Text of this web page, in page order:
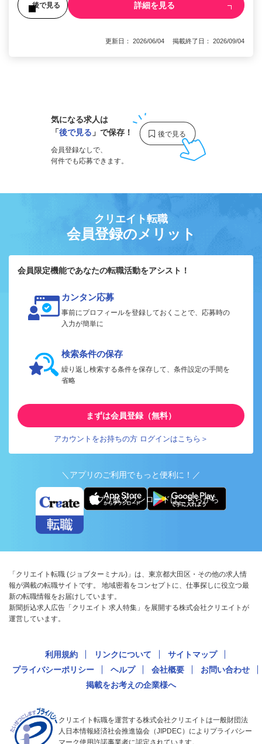
後で見る 詳細を見る
更新日： 2026/06/04 掲載終了日： 2026/09/04
気になる求人は
「後で見る 」で保存！
会員登録なしで、
何件でも応募できます。
クリエイト転職
会員登録のメリット
会員限定機能であなたの転職活動をアシスト！
カンタン応募
事前にプロフィールを登録しておくことで、応募時の
入力が簡単に
検索条件の保存
繰り返し検索する条件を保存して、条件設定の手間を
省略
まずは会員登録（無料）
アカウントをお持ちの方 ログインはこちら＞
＼アプリのご利用でもっと便利に！／
アプリ版ダウンロードはこちらから
「クリエイト転職 (ジョブターミナル)」は、東京都大田区・その他の求人情
報が満載の転職サイトです。 地域密着をコンセプトに、仕事探しに役立つ最
新の転職情報をお届けしています。
新聞折込求人広告「クリエイト 求人特集」を展開する株式会社クリエイトが
運営しています。
利用規約 リンクについて
サイトマップ
プライバシーポリシー
ヘルプ 会社概要
お問い合わせ
掲載をお考えの企業様へ
クリエイト転職を運営する株式会社クリエイトは一般財団法
人日本情報経済社会推進協会（JIPDEC）によりプライバシー
マーク使用許諾事業者に認定されています。